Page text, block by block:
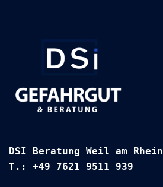
DSI Beratung Weil am Rhein
T.: +49 7621 9511 939